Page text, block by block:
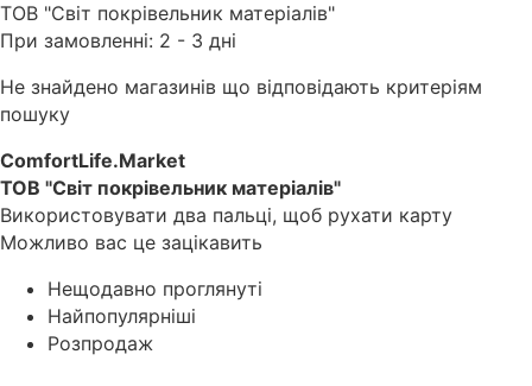
ТОВ "Світ покрівельник матеріалів"
При замовленні: 2 - 3 дні
Не знайдено магазинів що відповідають критеріям
пошуку
ComfortLife.Market
ТОВ "Світ покрівельник матеріалів"
Використовувати два пальці, щоб рухати карту
Можливо вас це зацікавить
Нещодавно проглянуті
Найпопулярніші
Розпродаж